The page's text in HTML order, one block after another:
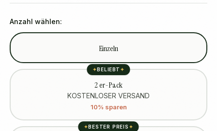
Anzahl wählen:
Einzeln
✦BELIEBT ✦
2 er-Pack
KOSTENLOSER VERSAND
10% sparen
✦BESTER PREIS ✦